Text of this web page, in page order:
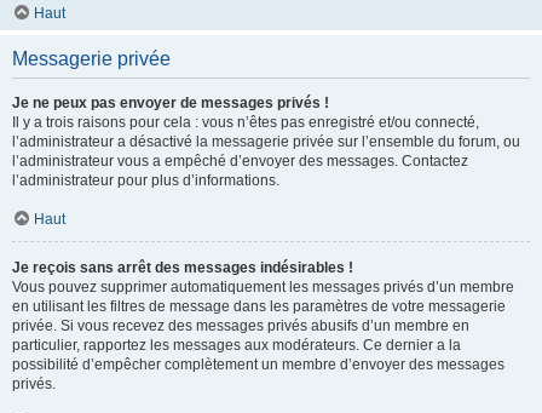
Haut
Messagerie privée
Je ne peux pas envoyer de messages privés !
Il y a trois raisons pour cela : vous n’êtes pas enregistré et/ou connecté,
l’administrateur a désactivé la messagerie privée sur l’ensemble du forum, ou
l’administrateur vous a empêché d’envoyer des messages. Contactez
l’administrateur pour plus d’informations.
Haut
Je reçois sans arrêt des messages indésirables !
Vous pouvez supprimer automatiquement les messages privés d’un membre
en utilisant les filtres de message dans les paramètres de votre messagerie
privée. Si vous recevez des messages privés abusifs d’un membre en
particulier, rapportez les messages aux modérateurs. Ce dernier a la
possibilité d’empêcher complètement un membre d’envoyer des messages
privés.